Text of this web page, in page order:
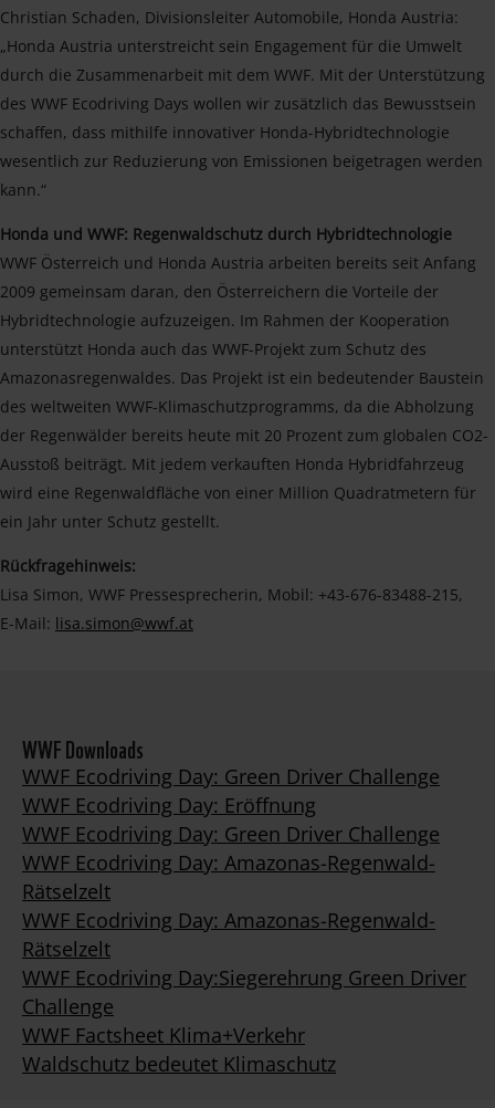
Christian Schaden, Divisionsleiter Automobile, Honda Austria:
„Honda Austria unterstreicht sein Engagement für die Umwelt
durch die Zusammenarbeit mit dem WWF. Mit der Unterstützung
des WWF Ecodriving Days wollen wir zusätzlich das Bewusstsein
schaffen, dass mithilfe innovativer Honda-Hybridtechnologie
wesentlich zur Reduzierung von Emissionen beigetragen werden
kann.“
Honda und WWF: Regenwaldschutz durch Hybridtechnologie
WWF Österreich und Honda Austria arbeiten bereits seit Anfang
2009 gemeinsam daran, den Österreichern die Vorteile der
Hybridtechnologie aufzuzeigen. Im Rahmen der Kooperation
unterstützt Honda auch das WWF-Projekt zum Schutz des
Amazonasregenwaldes. Das Projekt ist ein bedeutender Baustein
des weltweiten WWF-Klimaschutzprogramms, da die Abholzung
der Regenwälder bereits heute mit 20 Prozent zum globalen CO2-
Ausstoß beiträgt. Mit jedem verkauften Honda Hybridfahrzeug
wird eine Regenwaldfläche von einer Million Quadratmetern für
ein Jahr unter Schutz gestellt.
Rückfragehinweis:
Lisa Simon, WWF Pressesprecherin, Mobil: +43-676-83488-215,
E-Mail: lisa.simon@wwf.at
WWF Downloads
WWF Ecodriving Day: Green Driver Challenge
WWF Ecodriving Day: Eröffnung
WWF Ecodriving Day: Green Driver Challenge
WWF Ecodriving Day: Amazonas-Regenwald-
Rätselzelt
WWF Ecodriving Day: Amazonas-Regenwald-
Rätselzelt
WWF Ecodriving Day:Siegerehrung Green Driver
Challenge
WWF Factsheet Klima+Verkehr
Waldschutz bedeutet Klimaschutz